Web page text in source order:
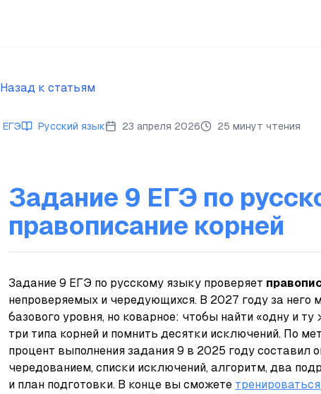
Назад к статьям
ЕГЭ Русский язык 23 апреля 2026 25 минут чтения
Задание 9 ЕГЭ по
правописание корней
Задание 9 ЕГЭ по русскому языку проверяет
непроверяемых и чередующихся. В 2027 году за него
базового уровня, но коварное: чтобы найти «одну и
три типа корней и помнить десятки исключений. По
процент выполнения задания 9 в 2025 году составил
чередованием, списки исключений, алгоритм, два
и план подготовки. В конце вы сможете